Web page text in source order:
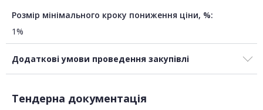
Розмір мінімального кроку пониження ціни, %:
1%
Додаткові умови проведення закупівлі
Тендерна документація